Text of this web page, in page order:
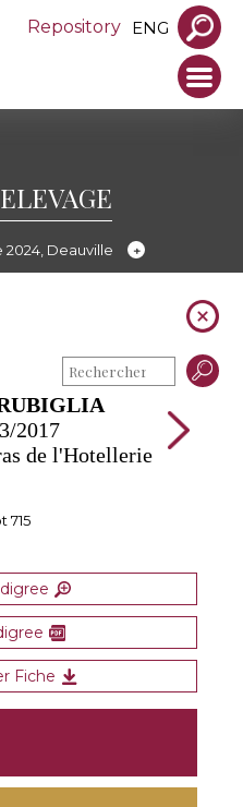
Repository ENG
2024, Deauville
2017
de l'Hotellerie
Fiche